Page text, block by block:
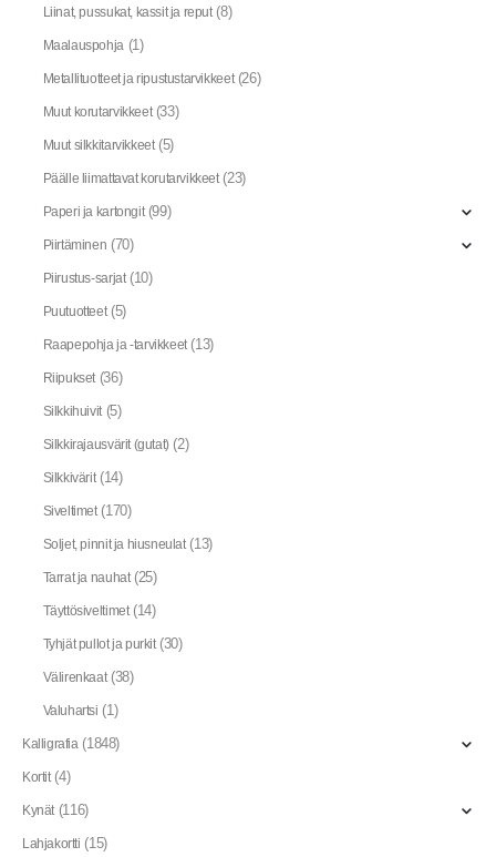
Liinat, pussukat, kassit ja reput (8)
Maalauspohja (1)
Metallituotteet ja ripustustarvikkeet (26)
Muut korutarvikkeet (33)
Muut silkkitarvikkeet (5)
Päälle liimattavat korutarvikkeet (23)
Paperi ja kartongit (99)
Piirtäminen (70)
Piirustus-sarjat (10)
Puutuotteet (5)
Raapepohja ja -tarvikkeet (13)
Riipukset (36)
Silkkihuivit (5)
Silkkirajausvärit (gutat) (2)
Silkkivärit (14)
Siveltimet (170)
Soljet, pinnit ja hiusneulat (13)
Tarrat ja nauhat (25)
Täyttösiveltimet (14)
Tyhjät pullot ja purkit (30)
Välirenkaat (38)
Valuhartsi (1)
Kalligrafia (1848)
Kortit (4)
Kynät (116)
Lahjakortti (15)